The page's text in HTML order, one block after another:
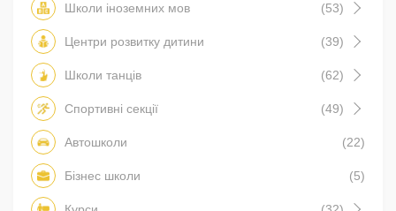
Школи іноземних мов (53)
Центри розвитку дитини (39)
Школи танців (62)
Спортивні секції (49)
Автошколи (22)
Бізнес школи (5)